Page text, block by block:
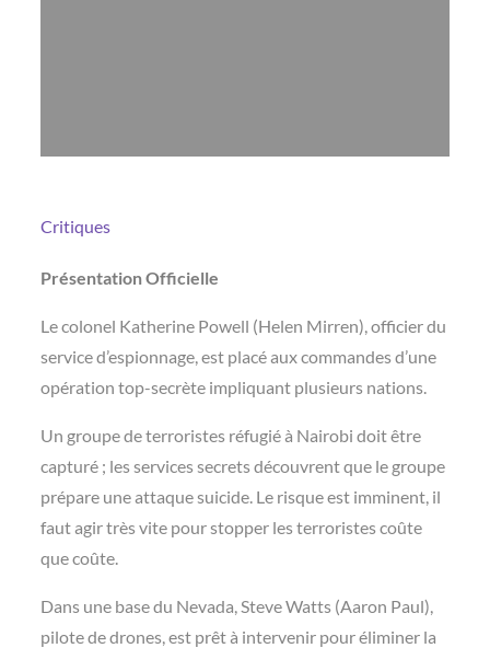
Critiques
Présentation Officielle
Le colonel Katherine Powell (Helen Mirren), officier du
service d’espionnage, est placé aux commandes d’une
opération top-secrète impliquant plusieurs nations.
Un groupe de terroristes réfugié à Nairobi doit être
capturé ; les services secrets découvrent que le groupe
prépare une attaque suicide. Le risque est imminent, il
faut agir très vite pour stopper les terroristes coûte
que coûte.
Dans une base du Nevada, Steve Watts (Aaron Paul),
pilote de drones, est prêt à intervenir pour éliminer la